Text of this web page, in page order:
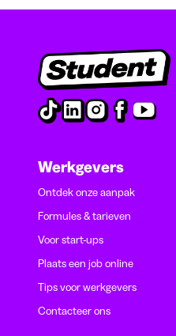
Werkgevers
Ontdek onze aanpak
Formules & tarieven
Voor start-ups
Plaats een job online
Tips voor werkgevers
Contacteer ons